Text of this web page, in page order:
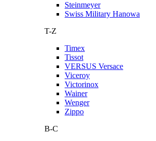
Steinmeyer
Swiss Military Hanowa
T-Z
Timex
Tissot
VERSUS Versace
Viceroy
Victorinox
Wainer
Wenger
Zippo
В-С